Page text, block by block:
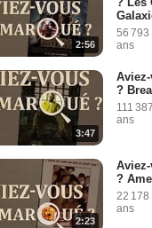
2:56
56 793
ans
3:47
?
111
ans
2:23
?
22 178
ans